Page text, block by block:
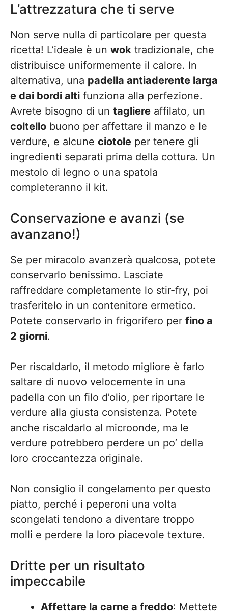
L’attrezzatura che ti serve
Non serve nulla di particolare per questa
ricetta! L’ideale è un wok tradizionale, che
distribuisce uniformemente il calore. In
alternativa, una padella antiaderente larga
e dai bordi alti funziona alla perfezione.
Avrete bisogno di un tagliere affilato, un
coltello buono per affettare il manzo e le
verdure, e alcune ciotole per tenere gli
ingredienti separati prima della cottura. Un
mestolo di legno o una spatola
completeranno il kit.
Conservazione e avanzi (se
avanzano!)
Se per miracolo avanzerà qualcosa, potete
conservarlo benissimo. Lasciate
raffreddare completamente lo stir-fry, poi
trasferitelo in un contenitore ermetico.
Potete conservarlo in frigorifero per fino a
2 giorni.
Per riscaldarlo, il metodo migliore è farlo
saltare di nuovo velocemente in una
padella con un filo d’olio, per riportare le
verdure alla giusta consistenza. Potete
anche riscaldarlo al microonde, ma le
verdure potrebbero perdere un po’ della
loro croccantezza originale.
Non consiglio il congelamento per questo
piatto, perché i peperoni una volta
scongelati tendono a diventare troppo
molli e perdere la loro piacevole texture.
Dritte per un risultato
impeccabile
Affettare la carne a freddo: Mettete